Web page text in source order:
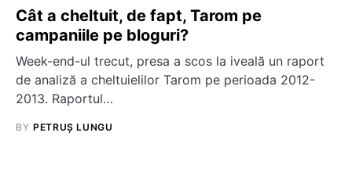
Cât a cheltuit, de fapt, Tarom pe
campaniile pe bloguri?
Week-end-ul trecut, presa a scos la iveală un raport
de analiză a cheltuielilor Tarom pe perioada 2012-
2013. Raportul…
BY PETRUȘ LUNGU